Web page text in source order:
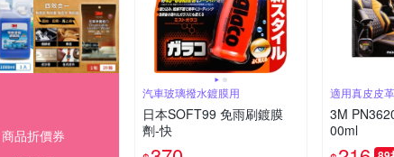
商品折價券
汽車玻璃撥水鍍膜用
日本SOFT99 免雨刷鍍膜
劑-快
適用真皮皮
3M
00ml